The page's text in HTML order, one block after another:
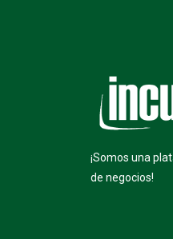
¡Somos una
de negocios!